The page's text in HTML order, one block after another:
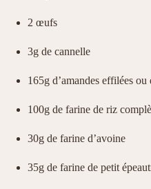
2 œufs
3g de cannelle
165g d’amandes effilées
100g de farine de riz
30g de farine d’avoine
35g de farine de petit